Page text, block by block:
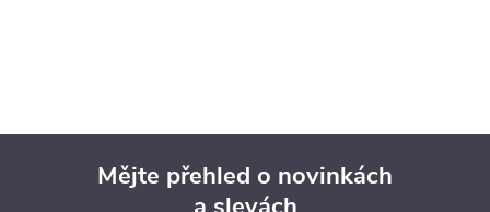
Mějte přehled o novinkách